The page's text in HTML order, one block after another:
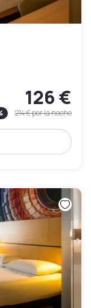
126 €
214 €por la noche